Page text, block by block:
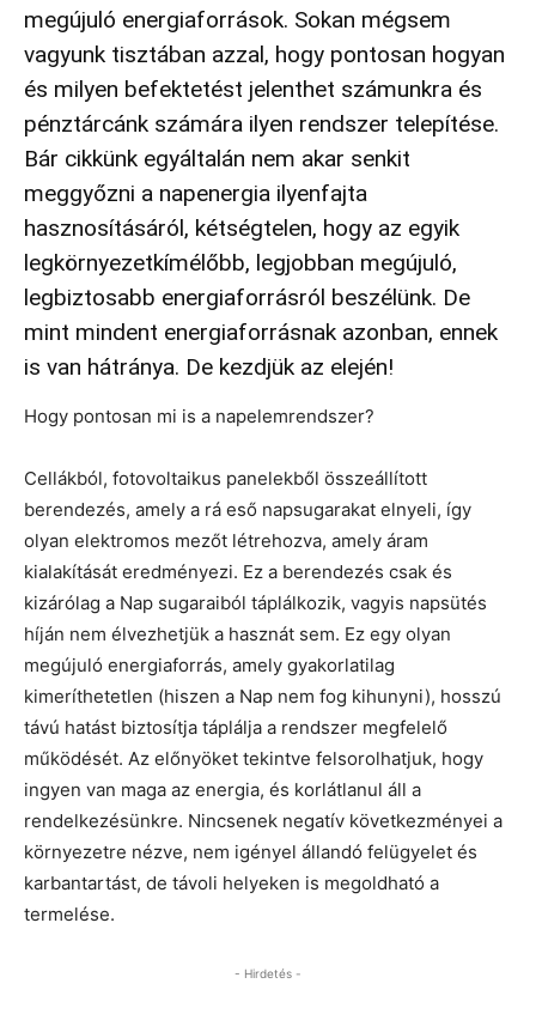
megújuló energiaforrások. Sokan mégsem
vagyunk tisztában azzal, hogy pontosan hogyan
és milyen befektetést jelenthet számunkra és
pénztárcánk számára ilyen rendszer telepítése.
Bár cikkünk egyáltalán nem akar senkit
meggyőzni a napenergia ilyenfajta
hasznosításáról, kétségtelen, hogy az egyik
legkörnyezetkímélőbb, legjobban megújuló,
legbiztosabb energiaforrásról beszélünk. De
mint mindent energiaforrásnak azonban, ennek
is van hátránya. De kezdjük az elején!
Hogy pontosan mi is a napelemrendszer?
Cellákból, fotovoltaikus panelekből összeállított
berendezés, amely a rá eső napsugarakat elnyeli, így
olyan elektromos mezőt létrehozva, amely áram
kialakítását eredményezi. Ez a berendezés csak és
kizárólag a Nap sugaraiból táplálkozik, vagyis napsütés
híján nem élvezhetjük a hasznát sem. Ez egy olyan
megújuló energiaforrás, amely gyakorlatilag
kimeríthetetlen (hiszen a Nap nem fog kihunyni), hosszú
távú hatást biztosítja táplálja a rendszer megfelelő
működését. Az előnyöket tekintve felsorolhatjuk, hogy
ingyen van maga az energia, és korlátlanul áll a
rendelkezésünkre. Nincsenek negatív következményei a
környezetre nézve, nem igényel állandó felügyelet és
karbantartást, de távoli helyeken is megoldható a
termelése.
- Hirdetés -